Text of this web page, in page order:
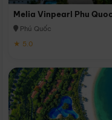
Melia Vinpearl Phu Quoc
Phú Quốc
★ 5.0